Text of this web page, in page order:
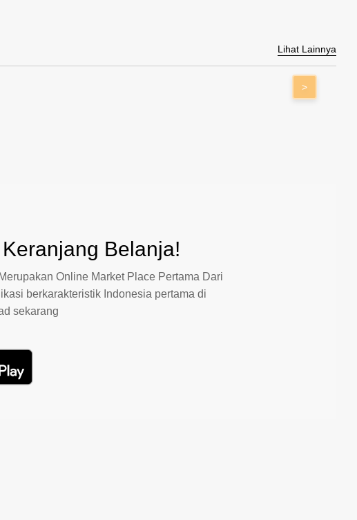
Lihat Lainnya
>
Belanja!
Online Market Place Pertama Dari
berkarakteristik Indonesia pertama di
sekarang